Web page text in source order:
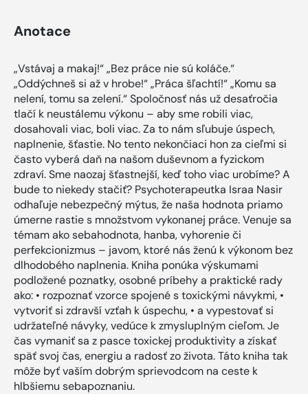
Anotace
„Vstávaj a makaj!“ „Bez práce nie sú koláče.“
„Oddýchneš si až v hrobe!“ „Práca šľachtí!“ „Komu sa
nelení, tomu sa zelení.“ Spoločnosť nás už desaťročia
tlačí k neustálemu výkonu – aby sme robili viac,
dosahovali viac, boli viac. Za to nám sľubuje úspech,
naplnenie, šťastie. No tento nekončiaci hon za cieľmi si
často vyberá daň na našom duševnom a fyzickom
zdraví. Sme naozaj šťastnejší, keď toho viac urobíme? A
bude to niekedy stačiť? Psychoterapeutka Israa Nasir
odhaľuje nebezpečný mýtus, že naša hodnota priamo
úmerne rastie s množstvom vykonanej práce. Venuje sa
témam ako sebahodnota, hanba, vyhorenie či
perfekcionizmus – javom, ktoré nás ženú k výkonom bez
dlhodobého naplnenia. Kniha ponúka výskumami
podložené poznatky, osobné príbehy a praktické rady
ako: • rozpoznať vzorce spojené s toxickými návykmi, •
vytvoriť si zdravší vzťah k úspechu, • a vypestovať si
udržateľné návyky, vedúce k zmysluplným cieľom. Je
čas vymaniť sa z pasce toxickej produktivity a získať
späť svoj čas, energiu a radosť zo života. Táto kniha tak
môže byť vaším dobrým sprievodcom na ceste k
hlbšiemu sebapoznaniu.